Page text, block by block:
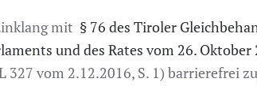
mit § 76 des Tiroler
und des Rates vom 26.
327 vom 2.12.2016, S. 1) barrierefrei